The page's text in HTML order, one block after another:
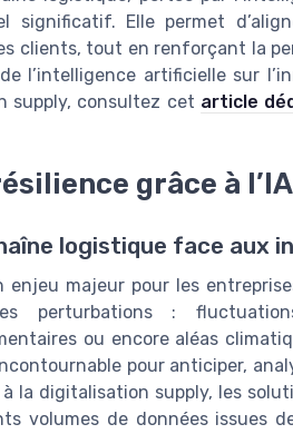
significatif. Elle permet
clients, tout en renforçant la
l’intelligence artificielle sur
supply, consultez cet article
grâce à l’IA
logistique face aux
enjeu majeur pour les
perturbations :
ou encore aléas
pour anticiper,
la digitalisation supply, les
volumes de données issues